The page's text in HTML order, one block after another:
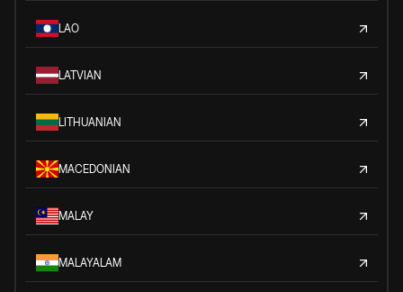
LAO
LATVIAN
LITHUANIAN
MACEDONIAN
MALAY
MALAYALAM